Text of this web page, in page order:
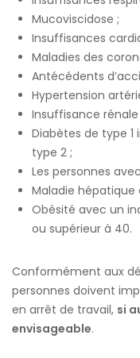
Mucoviscidose ;
Insuffisances
Maladies des
Antécédents
Hypertension
Insuffisance
Diabètes de type
type 2 ;
Les personnes
Maladie hépatique
Obésité avec un
ou supérieur à 40.
Conformément aux
personnes doivent
en arrêt de travail, si
envisageable.